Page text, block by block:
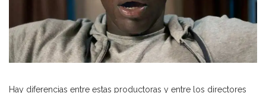
Hay diferencias entre estas productoras y entre los directores